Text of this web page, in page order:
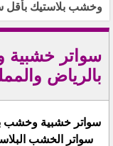
وخشب بلاستيك بأقل
سواتر خشبية
بالرياض
سواتر خشبية وخشب
سواتر الخشب